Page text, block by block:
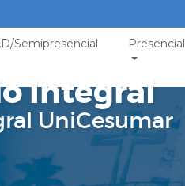
Semipresencial Presencial
Integral
UniCesumar